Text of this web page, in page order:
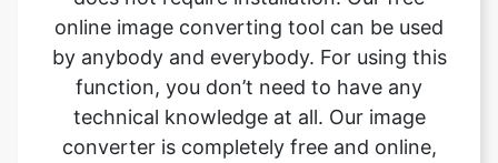
technical knowledge at all. Our image
converter is completely free and online,
This tool is easy to use you just have to
upload the original file and you will get a
converted bmp image format file.